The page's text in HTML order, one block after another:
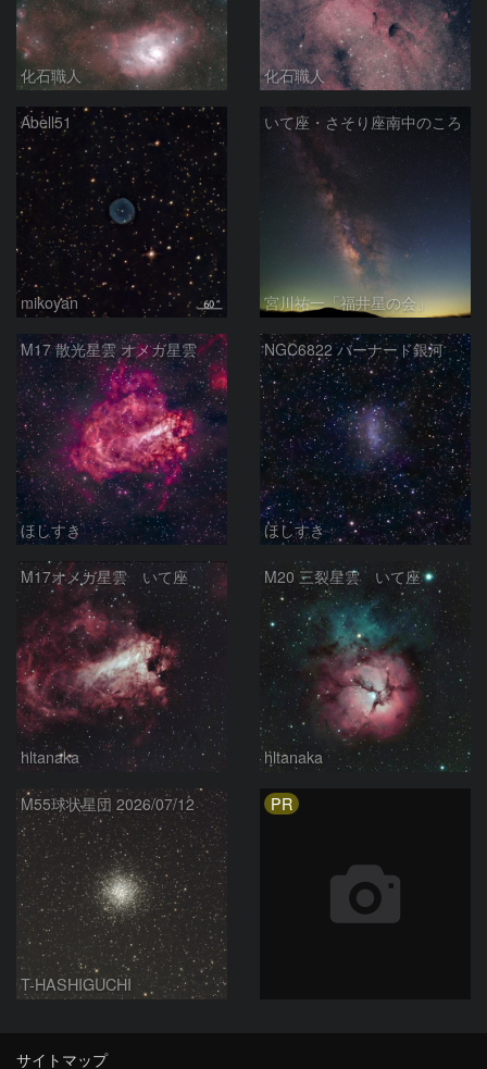
化石職人 化石職人
Abell51
mikoyan
いて座・さそり座南中のころ
宮川祐一「福井星の会」
M17 散光星雲 オメガ星雲
ほしすき
NGC6822 バーナード銀河
ほしすき
M17オメガ星雲 いて座
hltanaka
M20 三裂星雲 いて座
hltanaka
M55球状星団 2026/07/12
T-HASHIGUCHI
PR
サイトマップ